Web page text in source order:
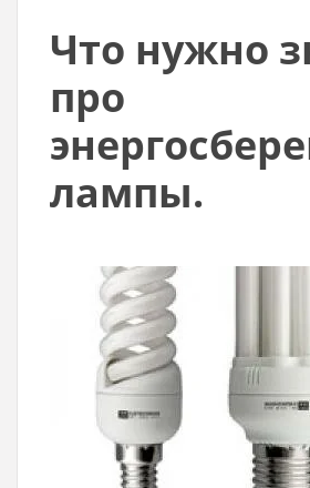
Что нужно
про
лампы.